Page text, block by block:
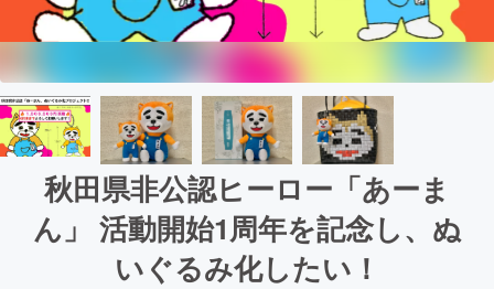
秋田県非公認ヒーロー「あーま
ん」 活動開始1周年を記念し、ぬ
いぐるみ化したい！